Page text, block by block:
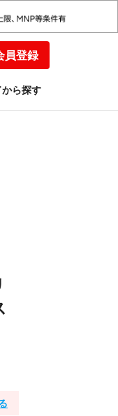
員登録
ら探す